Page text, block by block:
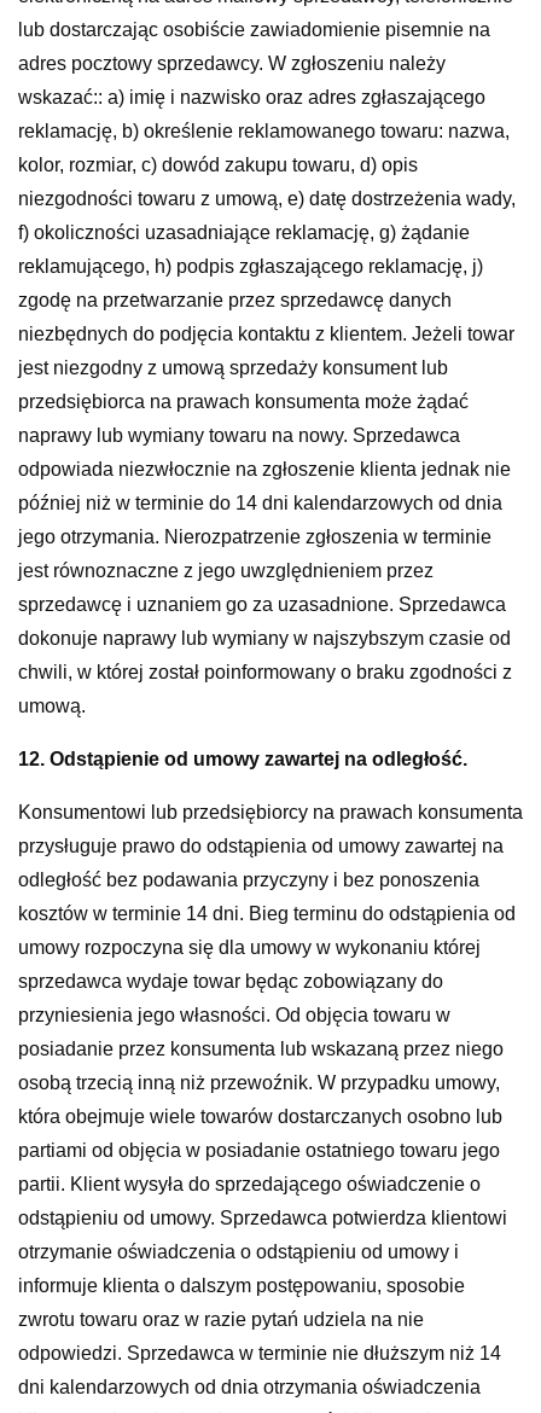
lub dostarczając osobiście zawiadomienie pisemnie na
adres pocztowy sprzedawcy. W zgłoszeniu należy
wskazać:: a) imię i nazwisko oraz adres zgłaszającego
reklamację, b) określenie reklamowanego towaru: nazwa,
kolor, rozmiar, c) dowód zakupu towaru, d) opis
niezgodności towaru z umową, e) datę dostrzeżenia wady,
f) okoliczności uzasadniające reklamację, g) żądanie
reklamującego, h) podpis zgłaszającego reklamację, j)
zgodę na przetwarzanie przez sprzedawcę danych
niezbędnych do podjęcia kontaktu z klientem. Jeżeli towar
jest niezgodny z umową sprzedaży konsument lub
przedsiębiorca na prawach konsumenta może żądać
naprawy lub wymiany towaru na nowy. Sprzedawca
odpowiada niezwłocznie na zgłoszenie klienta jednak nie
później niż w terminie do 14 dni kalendarzowych od dnia
jego otrzymania. Nierozpatrzenie zgłoszenia w terminie
jest równoznaczne z jego uwzględnieniem przez
sprzedawcę i uznaniem go za uzasadnione. Sprzedawca
dokonuje naprawy lub wymiany w najszybszym czasie od
chwili, w której został poinformowany o braku zgodności z
umową.
12. Odstąpienie od umowy zawartej na odległość.
Konsumentowi lub przedsiębiorcy na prawach konsumenta
przysługuje prawo do odstąpienia od umowy zawartej na
odległość bez podawania przyczyny i bez ponoszenia
kosztów w terminie 14 dni. Bieg terminu do odstąpienia od
umowy rozpoczyna się dla umowy w wykonaniu której
sprzedawca wydaje towar będąc zobowiązany do
przyniesienia jego własności. Od objęcia towaru w
posiadanie przez konsumenta lub wskazaną przez niego
osobą trzecią inną niż przewoźnik. W przypadku umowy,
która obejmuje wiele towarów dostarczanych osobno lub
partiami od objęcia w posiadanie ostatniego towaru jego
partii. Klient wysyła do sprzedającego oświadczenie o
odstąpieniu od umowy. Sprzedawca potwierdza klientowi
otrzymanie oświadczenia o odstąpieniu od umowy i
informuje klienta o dalszym postępowaniu, sposobie
zwrotu towaru oraz w razie pytań udziela na nie
odpowiedzi. Sprzedawca w terminie nie dłuższym niż 14
dni kalendarzowych od dnia otrzymania oświadczenia